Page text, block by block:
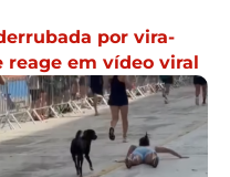
por vira-
reage em vídeo viral